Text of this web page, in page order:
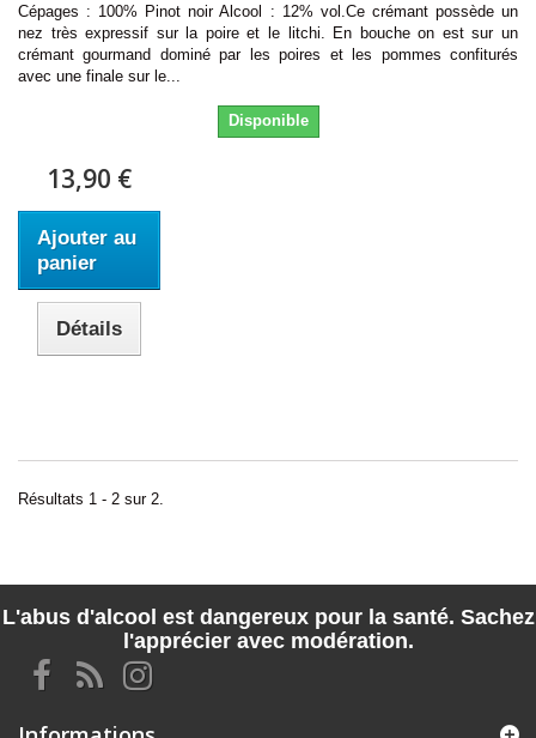
Cépages : 100% Pinot noir Alcool : 12% vol.Ce crémant possède un
nez très expressif sur la poire et le litchi. En bouche on est sur un
crémant gourmand dominé par les poires et les pommes confiturés
avec une finale sur le...
Disponible
13,90 €
Ajouter au
panier
Détails
Résultats 1 - 2 sur 2.
L'abus d'alcool est dangereux pour la santé. Sachez
l'apprécier avec modération.